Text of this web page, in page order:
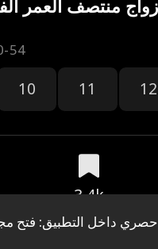
54
10 11 12
3.4k
حصري داخل التطبيق: فتح